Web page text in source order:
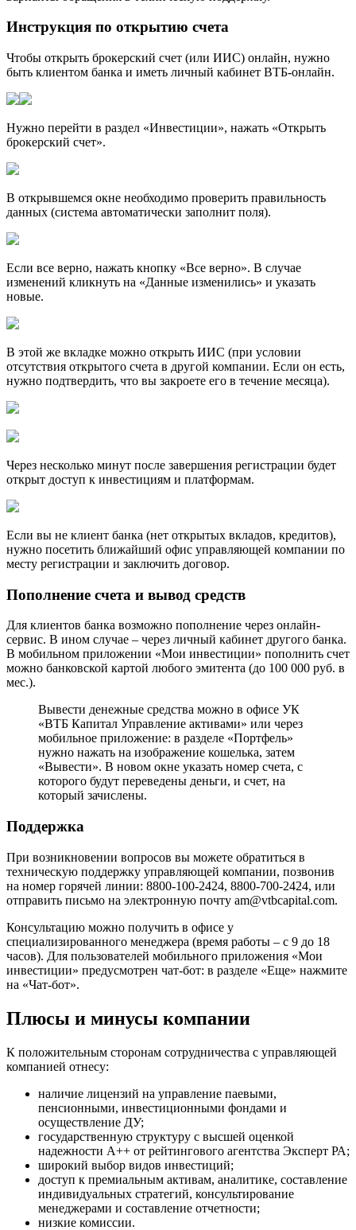
Инструкция по открытию счета
Чтобы открыть брокерский счет (или ИИС) онлайн, нужно
быть клиентом банка и иметь личный кабинет ВТБ-онлайн.
Нужно перейти в раздел «Инвестиции», нажать «Открыть
брокерский счет».
В открывшемся окне необходимо проверить правильность
данных (система автоматически заполнит поля).
Если все верно, нажать кнопку «Все верно». В случае
изменений кликнуть на «Данные изменились» и указать
новые.
В этой же вкладке можно открыть ИИС (при условии
отсутствия открытого счета в другой компании. Если он есть,
нужно подтвердить, что вы закроете его в течение месяца).
Через несколько минут после завершения регистрации будет
открыт доступ к инвестициям и платформам.
Если вы не клиент банка (нет открытых вкладов, кредитов),
нужно посетить ближайший офис управляющей компании по
месту регистрации и заключить договор.
Пополнение счета и вывод средств
Для клиентов банка возможно пополнение через онлайн-
сервис. В ином случае – через личный кабинет другого банка.
В мобильном приложении «Мои инвестиции» пополнить счет
можно банковской картой любого эмитента (до 100 000 руб. в
мес.).
Вывести денежные средства можно в офисе УК
«ВТБ Капитал Управление активами» или через
мобильное приложение: в разделе «Портфель»
нужно нажать на изображение кошелька, затем
«Вывести». В новом окне указать номер счета, с
которого будут переведены деньги, и счет, на
который зачислены.
Поддержка
При возникновении вопросов вы можете обратиться в
техническую поддержку управляющей компании, позвонив
на номер горячей линии: 8800-100-2424, 8800-700-2424, или
отправить письмо на электронную почту am@vtbcapital.com.
Консультацию можно получить в офисе у
специализированного менеджера (время работы – с 9 до 18
часов). Для пользователей мобильного приложения «Мои
инвестиции» предусмотрен чат-бот: в разделе «Еще» нажмите
на «Чат-бот».
Плюсы и минусы компании
К положительным сторонам сотрудничества с управляющей
компанией отнесу:
наличие лицензий на управление паевыми,
пенсионными, инвестиционными фондами и
осуществление ДУ;
государственную структуру с высшей оценкой
надежности А++ от рейтингового агентства Эксперт РА;
широкий выбор видов инвестиций;
доступ к премиальным активам, аналитике, составление
индивидуальных стратегий, консультирование
менеджерами и составление отчетности;
низкие комиссии.